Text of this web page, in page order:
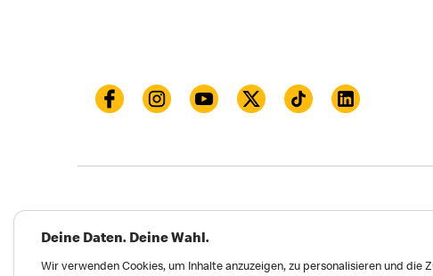
Meldungen zu Menschen- und Umweltrechten
Deine Daten. Deine Wahl.
Wir verwenden Cookies, um Inhalte anzuzeigen, zu personalisieren und die